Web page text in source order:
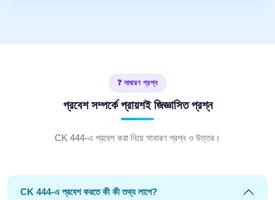
❓ সাধারণ প্রশ্ন
প্রবেশ সম্পর্কে প্রায়শই জিজ্ঞাসিত প্রশ্ন
CK 444-এ প্রবেশ করা নিয়ে সাধারণ প্রশ্ন ও উত্তর।
CK 444-এ প্রবেশ করতে কী কী তথ্য লাগে?